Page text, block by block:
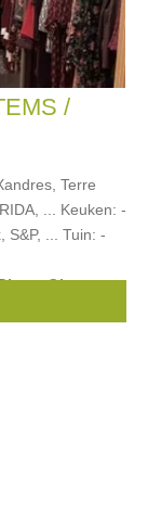
/
Terre
... Keuken: -
S&P, ... Tuin: -
,Gigue,